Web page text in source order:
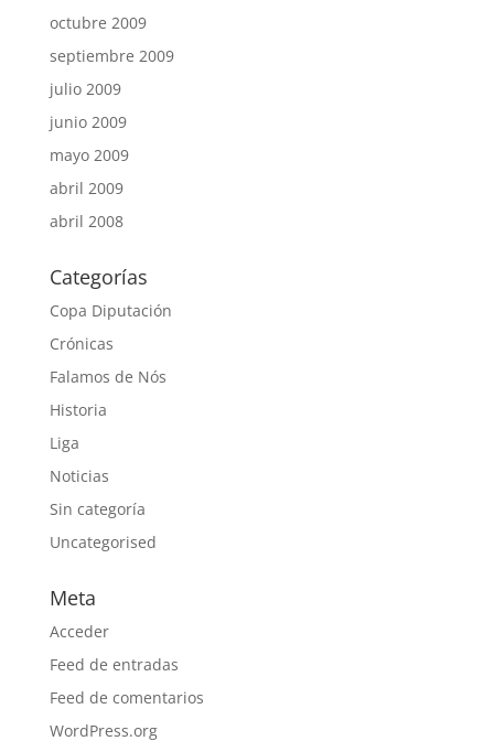
octubre 2009
septiembre 2009
julio 2009
junio 2009
mayo 2009
abril 2009
abril 2008
Categorías
Copa Diputación
Crónicas
Falamos de Nós
Historia
Liga
Noticias
Sin categoría
Uncategorised
Meta
Acceder
Feed de entradas
Feed de comentarios
WordPress.org